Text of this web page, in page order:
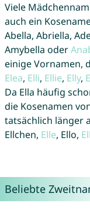
Viele
auch ein
Abella, Abriella,
Amybella oder
einige Vornamen,
Elea, Elli, Ellie, Elly,
Da Ella häufig
die Kosenamen
tatsächlich länger
Ellchen, Elle, Ello,
Beliebte